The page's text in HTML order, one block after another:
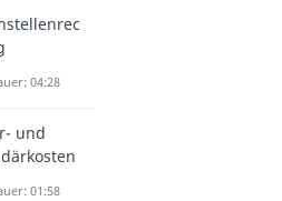
04:28
und
01:58